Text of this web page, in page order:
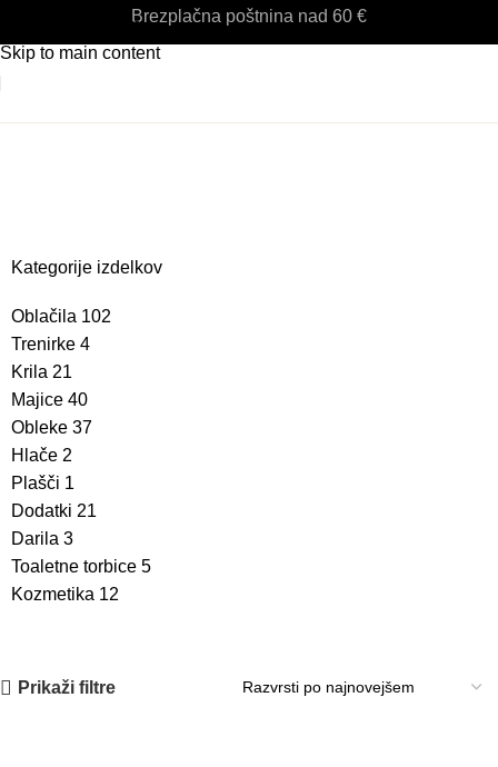
Skip to navigation
Skip to main content
Brezplačna poštnina nad 60 €
Kategorije izdelkov
Oblačila 102
Trenirke 4
Krila 21
Majice 40
Obleke 37
Hlače 2
Plašči 1
Dodatki 21
Darila 3
Toaletne torbice 5
Kozmetika 12
Prikaži filtre